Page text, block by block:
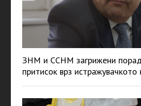
ЗНМ и ССНМ загрижени
притисок врз истражувачкото